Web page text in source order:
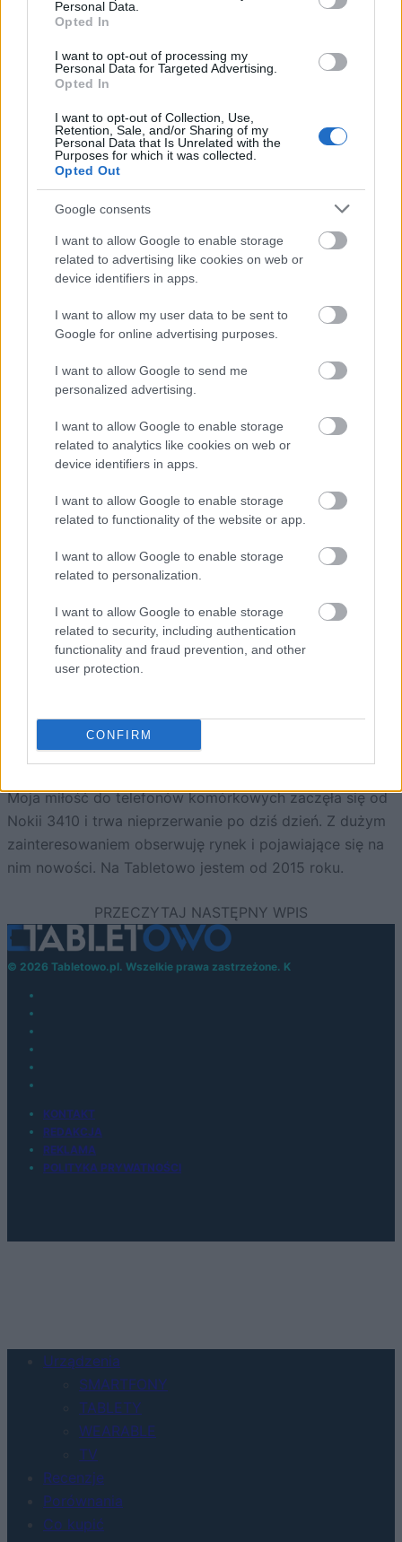
Personal Data.
Opted In
I want to opt-out of processing my
Personal Data for Targeted Advertising.
Opted In
I want to opt-out of Collection, Use,
Retention, Sale, and/or Sharing of my
Personal Data that Is Unrelated with the
Purposes for which it was collected.
Opted Out
Google consents
I want to allow Google to enable storage
related to advertising like cookies on web or
device identifiers in apps.
I want to allow my user data to be sent to
Google for online advertising purposes.
I want to allow Google to send me
personalized advertising.
I want to allow Google to enable storage
related to analytics like cookies on web or
device identifiers in apps.
I want to allow Google to enable storage
related to functionality of the website or app.
I want to allow Google to enable storage
related to personalization.
I want to allow Google to enable storage
related to security, including authentication
functionality and fraud prevention, and other
user protection.
CONFIRM
4.2.x Jelly
Bean
Bean
1,7% 1,9%
4.4 KitKat
5.1 Lollipop 23,3%
Marshmallow
29,6% 26,3%
7.0 Nougat 0,5%
7.1 Nougat 0,2%
Update My Android (grafika wyróżniająca)
DodajTabletowojako preferowane źródło w
Google
Udostępnij UdostępnijUdostępnij Udostępnij
Grzegorz Dąbek
Moja miłość do telefonów komórkowych zaczęła się od
Nokii 3410 i trwa nieprzerwanie po dziś dzień. Z dużym
zainteresowaniem obserwuję rynek i pojawiające się na
nim nowości. Na Tabletowo jestem od 2015 roku.
© 2026 Tabletowo.pl. Wszelkie prawa zastrzeżone. K
KONTAKT
REDAKCJA
REKLAMA
POLITYKA PRYWATNOŚCI
Urządzenia
SMARTFONY
TABLETY
WEARABLE
TV
Recenzje
Porównania
Co kupić